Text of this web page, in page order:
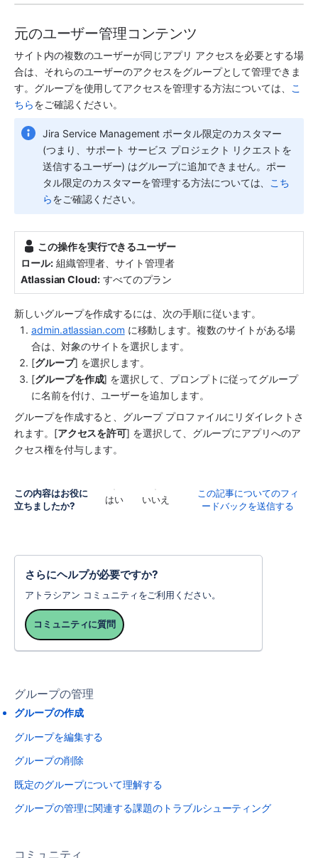
元のユーザー管理コンテンツ
サイト内の複数のユーザーが同じアプリ アクセスを必要とする場
合は、それらのユーザーのアクセスをグループとして管理できま
す。グループを使用してアクセスを管理する方法については、
こ
ちらをご確認ください。
Jira Service Management ポータル限定のカスタマー
(つまり、サポート サービス プロジェクト リクエストを
送信するユーザー) はグループに追加できません。ポー
タル限定のカスタマーを管理する方法については、 こち
らをご確認ください。
この操作を実行できるユーザー
ロール: 組織管理者 、サイト管理者
Atlassian Cloud: すべてのプラン
新しいグループを作成するには、次の手順に従います。
admin.atlassian.com に移動します。複数のサイトがある場
合は、対象のサイトを選択します。
[グループ] を選択します。
[グループを作成] を選択して、プロンプトに従ってグループ
に名前を付け、ユーザーを追加します。
グループを作成すると、グループ プロファイルにリダイレクトさ
れます。[アクセスを許可] を選択して、グループにアプリへのア
クセス権を付与します。
この内容はお役に
立ちましたか?
はい いいえ
この記事についてのフィ
ードバックを送信する
さらにヘルプが必要ですか?
アトラシアン コミュニティをご利用ください。
コミュニティに質問
グループの管理
グループの作成
グループを編集する
グループの削除
既定のグループについて理解する
グループの管理に関連する課題のトラブルシューティング
コミュニティ